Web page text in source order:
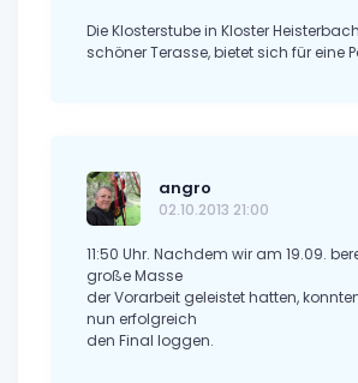
Die Klosterstube in Kloster
schöner Terasse, bietet sich für eine
angro
02.10.2013 21:00
11:50 Uhr. Nachdem wir am 19.09.
große Masse
der Vorarbeit geleistet hatten,
nun erfolgreich
den Final loggen.